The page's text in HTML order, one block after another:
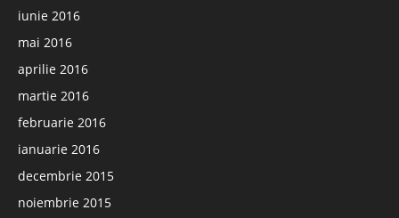
iunie 2016
mai 2016
aprilie 2016
martie 2016
februarie 2016
ianuarie 2016
decembrie 2015
noiembrie 2015